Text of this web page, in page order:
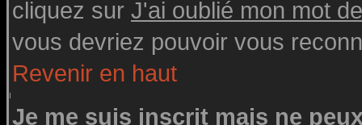
cliquez sur J'ai oublié mon mot
vous devriez pouvoir vous
Revenir en haut
Je me suis inscrit mais ne